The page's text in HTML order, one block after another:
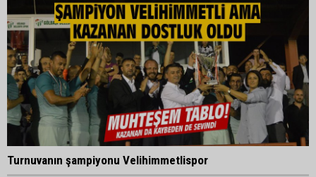
Turnuvanın şampiyonu Velihimmetlispor